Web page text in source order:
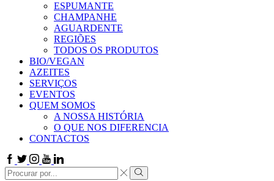
ESPUMANTE
CHAMPANHE
AGUARDENTE
REGIÕES
TODOS OS PRODUTOS
BIO/VEGAN
AZEITES
SERVIÇOS
EVENTOS
QUEM SOMOS
A NOSSA HISTÓRIA
O QUE NOS DIFERENCIA
CONTACTOS
Facebook
TwitterInstagram
Youtube
Linkedin
Search